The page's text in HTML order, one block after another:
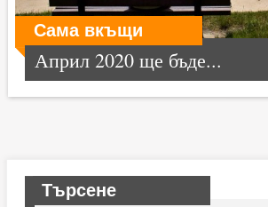
Сама вкъщи
Април 2020 ще бъде...
Търсене